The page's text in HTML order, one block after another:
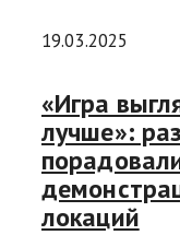
19.03.2025
«Игра
лучше»:
локаций